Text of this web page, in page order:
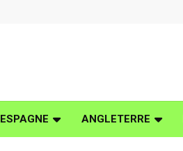
ESPAGNE ANGLETERRE